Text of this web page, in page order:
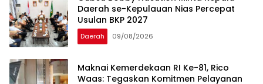
Daerah se-Kepulauan Nias Percepat
Usulan BKP 2027
Daerah 09/08/2026
Maknai Kemerdekaan RI Ke-81, Rico
Waas: Tegaskan Komitmen Pelayanan